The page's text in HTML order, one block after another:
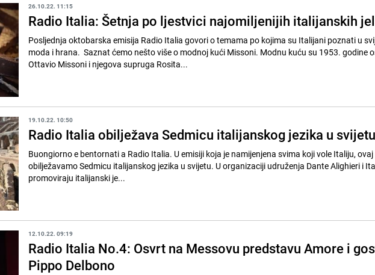
26.10.22. 11:15
Radio Italia: Šetnja po ljestvici najomiljenijih italijanskih
Posljednja oktobarska emisija Radio Italia govori o temama po kojima su Italijani poznati u
moda i hrana. Saznat ćemo nešto više o modnoj kući Missoni. Modnu kuću su 1953. godine
Ottavio Missoni i njegova supruga Rosita...
19.10.22. 10:50
Radio Italia obilježava Sedmicu italijanskog jezika u svijetu
Buongiorno e bentornati a Radio Italia. U emisiji koja je namijenjena svima koji vole Italiju,
obilježavamo Sedmicu italijanskog jezika u svijetu. U organizaciji udruženja Dante Alighieri i
promoviraju italijanski je...
12.10.22. 09:19
Radio Italia No.4: Osvrt na Messovu predstavu Amore i
Pippo Delbono